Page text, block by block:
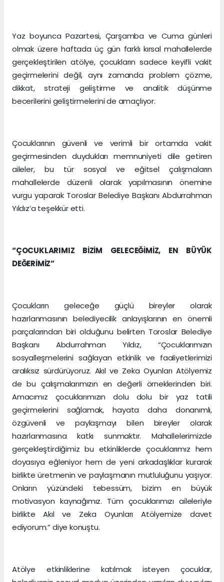
Yaz boyunca Pazartesi, Çarşamba ve Cuma günleri
olmak üzere haftada üç gün farklı kırsal mahallelerde
gerçekleştirilen atölye, çocukların sadece keyifli vakit
geçirmelerini değil, aynı zamanda problem çözme,
dikkat, strateji geliştirme ve analitik düşünme
becerilerini geliştirmelerini de amaçlıyor.
Çocuklarının güvenli ve verimli bir ortamda vakit
geçirmesinden duydukları memnuniyeti dile getiren
aileler, bu tür sosyal ve eğitsel çalışmaların
mahallelerde düzenli olarak yapılmasının önemine
vurgu yaparak Toroslar Belediye Başkanı Abdurrahman
Yıldız’a teşekkür etti.
“ÇOCUKLARIMIZ BİZİM GELECEĞİMİZ, EN BÜYÜK
DEĞERİMİZ”
Çocukların geleceğe güçlü bireyler olarak
hazırlanmasının belediyecilik anlayışlarının en önemli
parçalarından biri olduğunu belirten Toroslar Belediye
Başkanı Abdurrahman Yıldız, “Çocuklarımızın
sosyalleşmelerini sağlayan etkinlik ve faaliyetlerimizi
aralıksız sürdürüyoruz. Akıl ve Zeka Oyunları Atölyemiz
de bu çalışmalarımızın en değerli örneklerinden biri.
Amacımız çocuklarımızın dolu dolu bir yaz tatili
geçirmelerini sağlamak, hayata daha donanımlı,
özgüvenli ve paylaşmayı bilen bireyler olarak
hazırlanmasına katkı sunmaktır. Mahallelerimizde
gerçekleştirdiğimiz bu etkinliklerde çocuklarımız hem
doyasıya eğleniyor hem de yeni arkadaşlıklar kurarak
birlikte üretmenin ve paylaşmanın mutluluğunu yaşıyor.
Onların yüzündeki tebessüm, bizim en büyük
motivasyon kaynağımız. Tüm çocuklarımızı aileleriyle
birlikte Akıl ve Zeka Oyunları Atölyemize davet
ediyorum.” diye konuştu.
Atölye etkinliklerine katılmak isteyen çocuklar,